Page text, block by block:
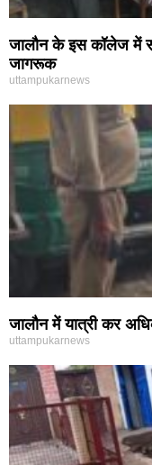
जालौन के इस कॉलेज में
जागरूक
uttampukarnews
जालौन में यात्री कर
uttampukarnews